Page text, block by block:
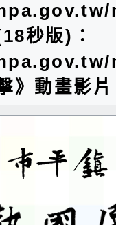
秒版)：
》動畫影